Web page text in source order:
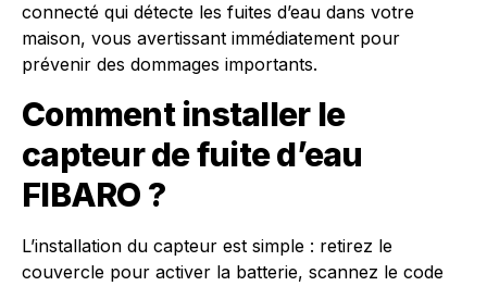
connecté qui détecte les fuites d’eau dans votre
maison, vous avertissant immédiatement pour
prévenir des dommages importants.
Comment installer le
capteur de fuite d’eau
FIBARO ?
L’installation du capteur est simple : retirez le
couvercle pour activer la batterie, scannez le code